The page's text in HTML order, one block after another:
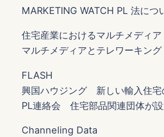
MARKETING WATCH PL 法に
住宅産業におけるマルチメディア
マルチメディアとテレワーキング
FLASH
興国ハウジング 新しい輸入住宅
PL連絡会 住宅部品関連団体が
Channeling Data